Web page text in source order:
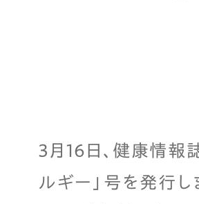
3月16日、健康情報
ルギー」号を発行し